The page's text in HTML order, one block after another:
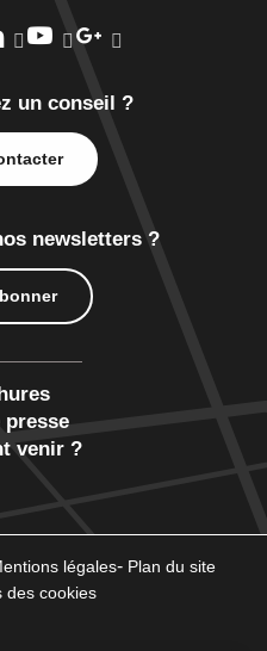
un conseil ?
newsletters ?
presse
venir ?
légales
Plan du site
des cookies